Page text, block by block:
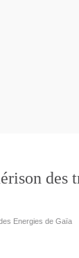
des
Energies de Gaïa